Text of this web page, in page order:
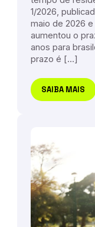
1/2026,
maio de 2026
aumentou o
anos para
prazo é […]
SAIBA MAIS